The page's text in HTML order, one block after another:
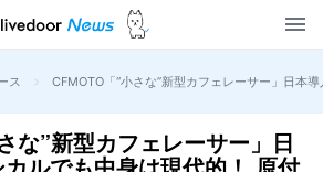
ス > CFMOTO「“小さな”新型カフェレーサー」日本
な”新型カフェレーサー」日